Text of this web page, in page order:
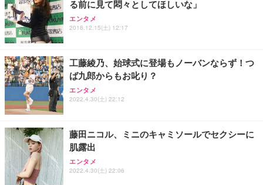
ANDWINT オフィスチェア デスクチェア 肘なし メ
ッシュ 通気性 ランバーサポート付き 腰サポート ガ
ス圧無段階昇降 360度回転 キャスター付き コンパク
【MiniLED/24.5inch/280Hz/FHD】GRAPHT THE S
HOOTER Gaming Monitor 24” Essential ゲーミン
グモニター QD 24.5インチ 1ms FHD 量子ドット 残
アイリスオーヤマ ペットシーツ 超厚型 お徳用 レギ
ュラー 200枚入【Amazon.co.jp限定】
る前に見て悶々としてほしいな」
エンタメ
2018.12.15(土) 12:17
工藤綾乃、始球式に登場もノーバンならず！つ
ば九郎からもお叱り？
エンタメ
2022.4.30(土) 22:12
藤田ニコル、ミニのキャミソールでセクシーに
肌露出
エンタメ
2022.4.30(土) 22:06